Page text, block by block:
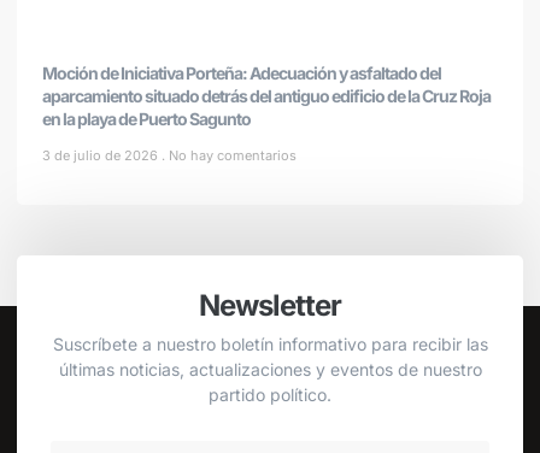
Moción de Iniciativa Porteña: Adecuación y asfaltado del
aparcamiento situado detrás del antiguo edificio de la Cruz Roja
en la playa de Puerto Sagunto
3 de julio de 2026 No hay comentarios
Newsletter
Suscríbete a nuestro boletín informativo para recibir las
últimas noticias, actualizaciones y eventos de nuestro
partido político.